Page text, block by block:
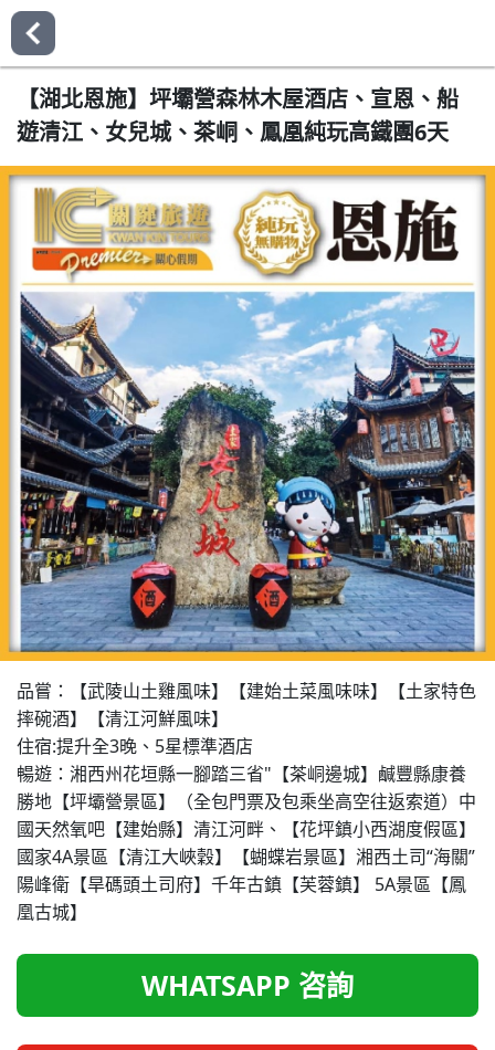
【湖北恩施】坪壩營森林木屋酒店、宣恩、船
遊清江、女兒城、茶峒、鳳凰純玩高鐵團6天
品嘗：【武陵山土雞風味】【建始土菜風味味】【土家特色
摔碗酒】【清江河鮮風味】
住宿:提升全3晚、5星標準酒店
暢遊：湘西州花垣縣一腳踏三省"【茶峒邊城】鹹豐縣康養
勝地【坪壩營景區】（全包門票及包乘坐高空往返索道）中
國天然氧吧【建始縣】清江河畔、【花坪鎮小西湖度假區】
國家4A景區【清江大峽穀】【蝴蝶岩景區】湘西土司“海關”
陽峰衛【旱碼頭土司府】千年古鎮【芙蓉鎮】 5A景區【鳳
凰古城】
WHATSAPP 咨詢